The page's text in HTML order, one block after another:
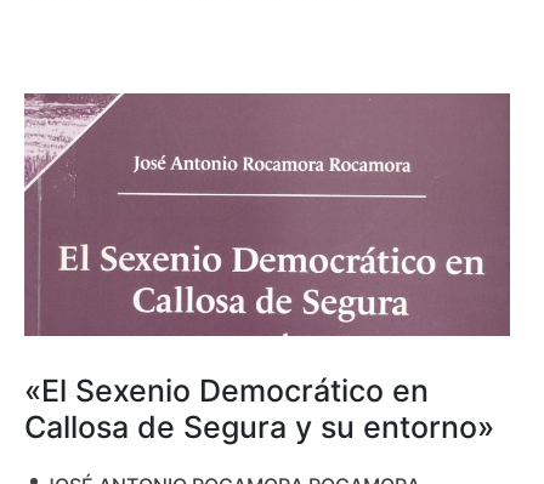
«El Sexenio Democrático en
Callosa de Segura y su entorno»